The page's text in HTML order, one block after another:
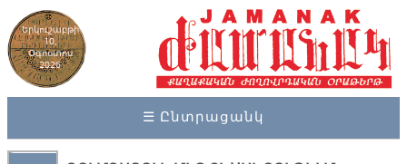
Երկուշաբթի
10,
Օգոստոս
2026
☰ Ընտրացանկ